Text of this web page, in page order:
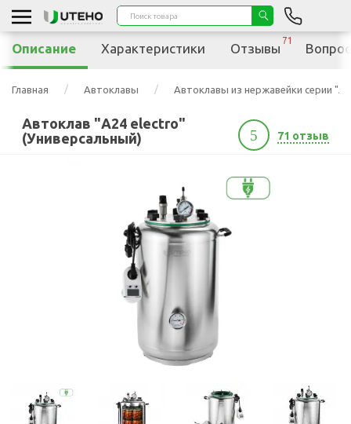
Главная Автоклавы Автоклавы из нержавейки серии "А"
Автоклав "А24 electro"
(Универсальный)
5 71 отзыв
Описание Характеристики Отзывы
71